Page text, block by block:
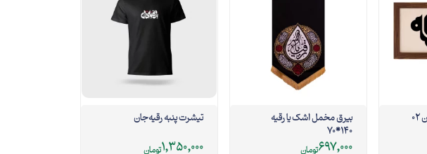
قاب پی‌وی‌سی رقیه جان 02
بیرق مخمل اشک یا رقیه
140*70
697,000تومان
تیشرت پنبه رقیه‌جان
1,350,000تومان